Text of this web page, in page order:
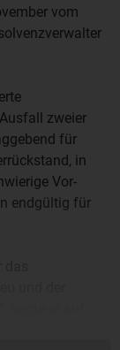
vom
zweier
für
in
Vor-
endgültig für